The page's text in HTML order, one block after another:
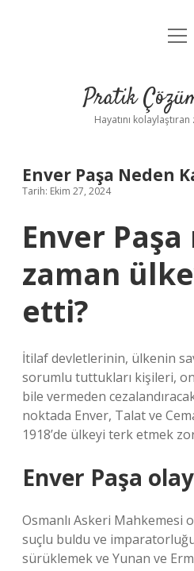
Yasal
Pratik
Hayatını
Enver Paşa Neden
Tarih: Ekim 27, 2024
Enver Paşa
zaman
etti?
İtilaf devletlerinin, ülkenin
sorumlu tuttukları kişileri,
bile vermeden
noktada Enver, Talat ve
1918’de ülkeyi terk etmek
Enver Paşa
Osmanlı Askeri Mahkemesi
suçlu buldu ve imparatorluğu
sürüklemek ve Yunan ve